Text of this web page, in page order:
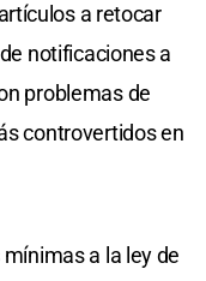
a retocar
notificaciones a
problemas de
controvertidos en
a la ley de